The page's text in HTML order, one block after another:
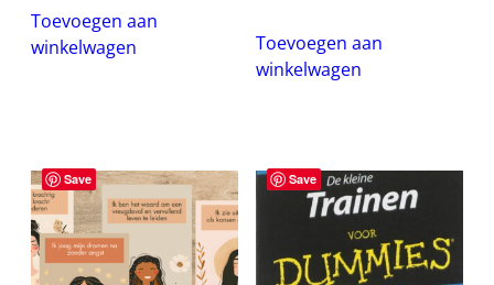
Toevoegen aan
winkelwagen
Toevoegen aan
winkelwagen
Save Save